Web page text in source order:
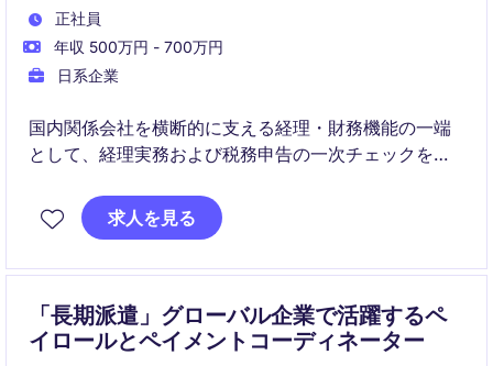
正社員
年収 500万円 - 700万円
日系企業
国内関係会社を横断的に支える経理・財務機能の一端
として、経理実務および税務申告の一次チェックを担
ー・指導・改善提案まで関与できる点が特徴です。
求人を見る
「長期派遣」グローバル企業で活躍するペ
イロールとペイメントコーディネーター